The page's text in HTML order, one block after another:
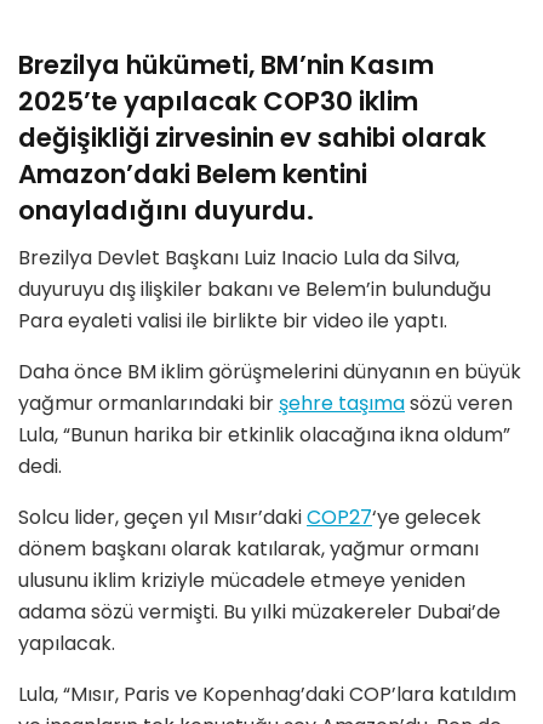
Brezilya hükümeti, BM’nin Kasım
2025’te yapılacak COP30 iklim
değişikliği zirvesinin ev sahibi olarak
Amazon’daki Belem kentini
onayladığını duyurdu.
Brezilya Devlet Başkanı Luiz Inacio Lula da Silva,
duyuruyu dış ilişkiler bakanı ve Belem’in bulunduğu
Para eyaleti valisi ile birlikte bir video ile yaptı.
Daha önce BM iklim görüşmelerini dünyanın en büyük
yağmur ormanlarındaki birşehre taşımasözü veren
Lula, “Bunun harika bir etkinlik olacağına ikna oldum”
dedi.
Solcu lider, geçen yıl Mısır’dakiCOP27‘ye gelecek
dönem başkanı olarak katılarak, yağmur ormanı
ulusunu iklim kriziyle mücadele etmeye yeniden
adama sözü vermişti. Bu yılki müzakereler Dubai’de
yapılacak.
Lula, “Mısır, Paris ve Kopenhag’daki COP’lara katıldım